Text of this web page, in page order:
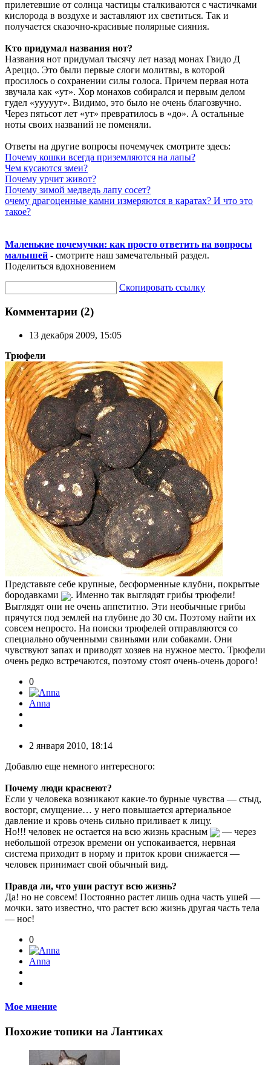
прилетевшие от солнца частицы сталкиваются с частичками
кислорода в воздухе и заставляют их светиться. Так и
получается сказочно-красивые полярные сияния.
Кто придумал названия нот?
Названия нот придумал тысячу лет назад монах Гвидо Д
Ареццо. Это были первые слоги молитвы, в которой
просилось о сохранении силы голоса. Причем первая нота
звучала как «ут». Хор монахов собирался и первым делом
гудел «ууууут». Видимо, это было не очень благозвучно.
Через пятьсот лет «ут» превратилось в «до». А остальные
ноты своих названий не поменяли.
Ответы на другие вопросы почемучек смотрите здесь:
Почему кошки всегда приземляются на лапы?
Чем кусаются змеи?
Почему урчит живот?
Почему зимой медведь лапу сосет?
очему драгоценные камни измеряются в каратах? И что это
такое?
Маленькие почемучки: как просто ответить на вопросы
малышей - смотрите наш замечательный раздел.
Поделиться вдохновением
Скопировать ссылку
Комментарии (2)
13 декабря 2009, 15:05
Трюфели
Представьте себе крупные, бесформенные клубни, покрытые
бородавками
. Именно так выглядят грибы трюфели!
Выглядят они не очень аппетитно. Эти необычные грибы
прячутся под землей на глубине до 30 см. Поэтому найти их
совсем непросто. На поиски трюфелей отправляются со
специально обученными свиньями или собаками. Они
чувствуют запах и приводят хозяев на нужное место. Трюфели
очень редко встречаются, поэтому стоят очень-очень дорого!
0
Anna
2 января 2010, 18:14
Добавлю еще немного интересного:
Почему люди краснеют?
Если у человека возникают какие-то бурные чувства — стыд,
восторг, смущение… у него повышается артериальное
давление и кровь очень сильно приливает к лицу.
Но!!! человек не остается на всю жизнь красным
— через
небольшой отрезок времени он успокаивается, нервная
система приходит в норму и приток крови снижается —
человек принимает свой обычный вид.
Правда ли, что уши растут всю жизнь?
Да! но не совсем! Постоянно растет лишь одна часть ушей —
мочки. зато известно, что растет всю жизнь другая часть тела
— нос!
0
Anna
Мое мнение
Похожие топики на Лантиках